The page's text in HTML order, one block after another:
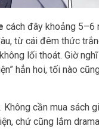
cách đây khoảng 5–6
từ cái đêm thức
lối thoát. Giờ
hẳn hoi, tối nào
cần mua sách
chứ cũng lắm